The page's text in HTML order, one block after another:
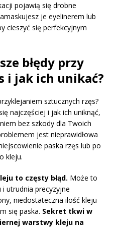
pojawią się drobne
je eyelinerem lub
cieszyć się perfekcyjnym
błędy przy
i jak ich unikać?
sztucznych rzęs?
najczęściej i jak ich uniknąć,
bez szkody dla Twoich
jest nieprawidłowa
paska rzęs lub po
kleju.
to częsty błąd. Może to
utrudnia precyzyjne
niedostateczna ilość kleju
się paska. Sekret tkwi w
warstwy kleju na